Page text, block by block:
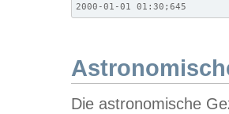
2000-01-01 01:30;645
Die astronomische